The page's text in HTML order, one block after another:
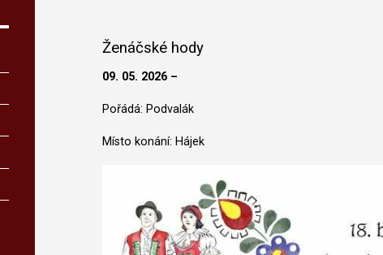
Ženáčské hody
09. 05. 2026 –
Pořádá: Podvalák
Místo konání: Hájek